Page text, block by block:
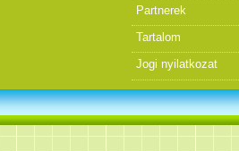
Partnerek
Tartalom
Jogi nyilatkozat